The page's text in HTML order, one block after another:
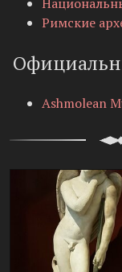
Римские
Ashmolean